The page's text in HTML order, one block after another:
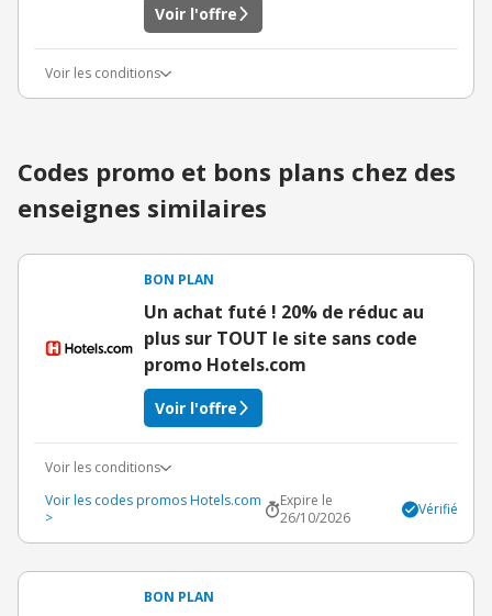
Voir l'offre
Voir les conditions
Codes promo et bons plans chez des
enseignes similaires
BON PLAN
Un achat futé ! 20% de réduc au
plus sur TOUT le site sans code
promo Hotels.com
Voir l'offre
Voir les conditions
Voir les codes promos Hotels.com
>
Expire le
26/10/2026
Vérifié
BON PLAN